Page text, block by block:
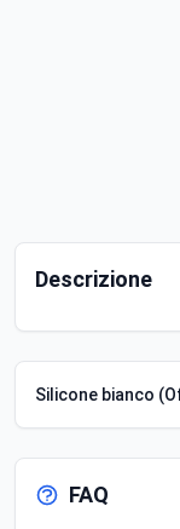
Descrizione
Silicone bianco
FAQ